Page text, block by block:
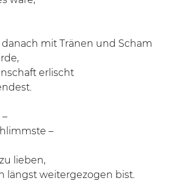
mit Tränen und Scham
erlischt
–
lieben,
längst weitergezogen bist.